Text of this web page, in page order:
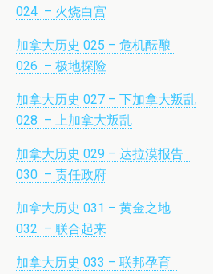
024 – 火烧白宫
加拿大历史 025 – 危机酝酿
026 – 极地探险
加拿大历史 027 – 下加拿大叛乱
028 – 上加拿大叛乱
加拿大历史 029 – 达拉漠报告
030 – 责任政府
加拿大历史 031 – 黄金之地
032 – 联合起来
加拿大历史 033 – 联邦孕育